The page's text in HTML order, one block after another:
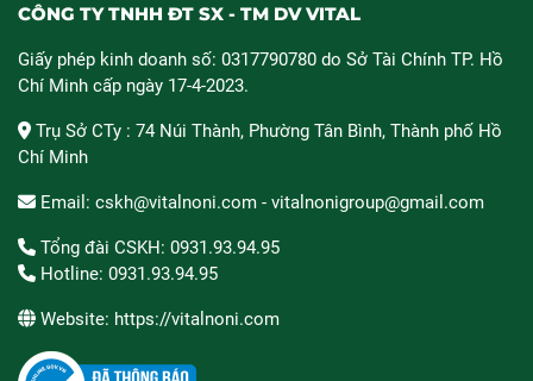
CÔNG TY TNHH ĐT SX - TM DV VITAL
Giấy phép kinh doanh số: 0317790780 do Sở Tài Chính TP. Hồ
Chí Minh cấp ngày 17-4-2023.
Trụ Sở CTy : 74 Núi Thành, Phường Tân Bình, Thành phố Hồ
Chí Minh
Email: cskh@vitalnoni.com - vitalnonigroup@gmail.com
Tổng đài CSKH: 0931.93.94.95
Hotline: 0931.93.94.95
Website: https://vitalnoni.com